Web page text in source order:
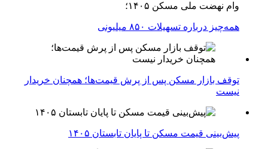
وام نهضت ملی مسکن ۱۴۰۵؛
همه‌چیز درباره تسهیلات ۸۵۰ میلیونی
توقف بازار مسکن پس از پرش قیمت‌ها؛ همچنان خریدار
نیست
پیش‌بینی قیمت مسکن تا پایان تابستان ۱۴۰۵